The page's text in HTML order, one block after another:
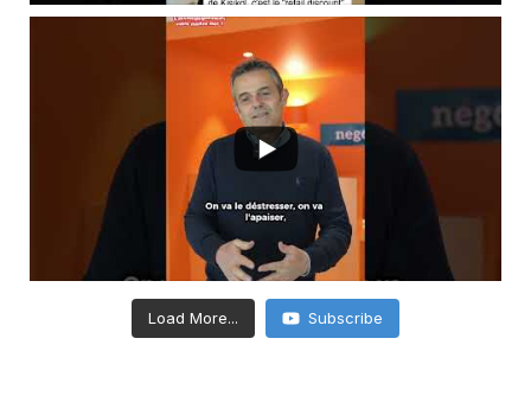
Load More... Subscribe